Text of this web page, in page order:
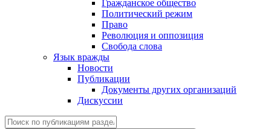
Гражданское общество
Политический режим
Право
Революция и оппозиция
Свобода слова
Язык вражды
Новости
Публикации
Документы других организаций
Дискуссии